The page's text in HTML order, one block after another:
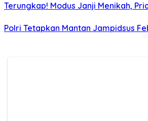
Terungkap! Modus Janji Menikah,
Polri Tetapkan Mantan Jampidsus